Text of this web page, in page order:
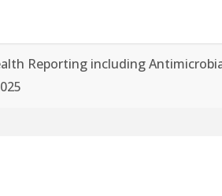
Reporting including